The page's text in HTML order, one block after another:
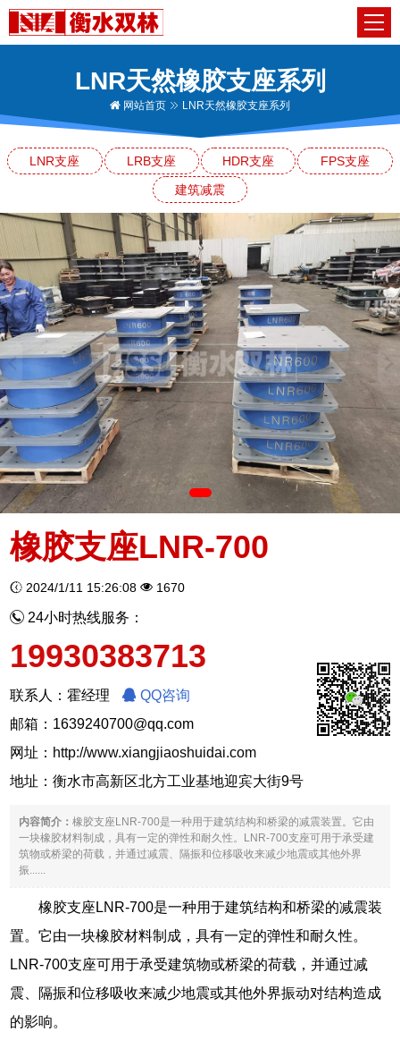
LNR天然橡胶支座系列
网站首页 LNR天然橡胶支座系列
LNR支座 LRB支座 HDR支座
FPS支座
建筑减震
橡胶支座LNR-700
2024/1/11 15:26:08 1670
24小时热线服务：
19930383713
联系人：霍经理
QQ咨询
邮箱：1639240700@qq.com
网址： http://www.xiangjiaoshuidai.com
地址：衡水市高新区北方工业基地迎宾大街9号
内容简介：橡胶支座LNR-700是一种用于建筑结构和桥梁的减震装置。它由
一块橡胶材料制成，具有一定的弹性和耐久性。LNR-700支座可用于承受建
筑物或桥梁的荷载，并通过减震、隔振和位移吸收来减少地震或其他外界
振......
橡胶支座LNR-700是一种用于建筑结构和桥梁的减震装
置。它由一块橡胶材料制成，具有一定的弹性和耐久性。
LNR-700支座可用于承受建筑物或桥梁的荷载，并通过减
震、隔振和位移吸收来减少地震或其他外界振动对结构造成
的影响。